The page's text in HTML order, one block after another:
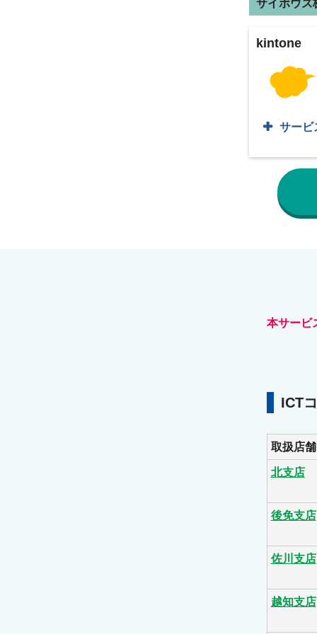
サイボウズ
kintone
サービ
本サービ
ICT
取扱店舗
北支店
後免支店
佐川支店
越知支店